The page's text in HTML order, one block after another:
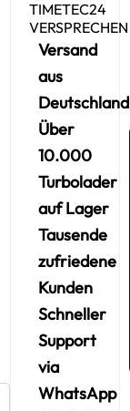
TIMETEC24
VERSPRECHEN
Versand
aus
Deutschland
Über
10.000
Turbolader
auf Lager
Tausende
zufriedene
Kunden
Schneller
Support
via
WhatsApp